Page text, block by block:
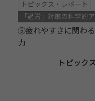
トピックス・レポート
「過労」対策の科学的
⑤疲れやすさに関わ
力
トピック